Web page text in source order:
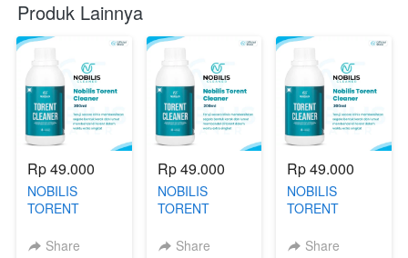
Produk Lainnya
Rp 49.000
NOBILIS
TORENT
TT Share
Rp 49.000
NOBILIS
TORENT
i
Share
Rp 49.000
NOBILIS
TORENT
n
Share